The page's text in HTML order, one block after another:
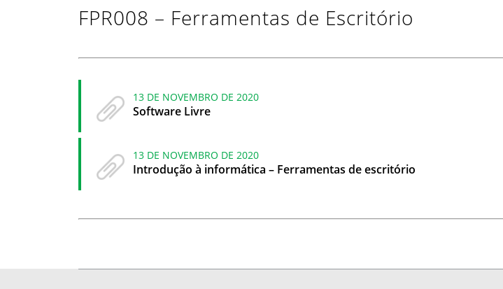
FPR008 – Ferramentas de Escritório
13 DE NOVEMBRO DE 2020
Software Livre
13 DE NOVEMBRO DE 2020
Introdução à informática – Ferramentas de escritório